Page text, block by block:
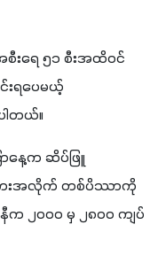
းရေ ၅၁ စီးအထိဝင်
းရပေမယ့်
တယ်။
နေ့က ဆိပ်ဖြူ
းအလိုက် တစ်ပိဿာကို
က ၂၀၀၀ မှ ၂၈၀၀ ကျပ်